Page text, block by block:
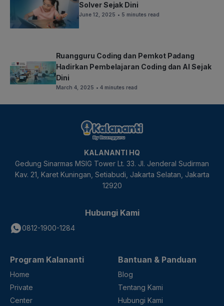
Solver Sejak Dini
June 12, 2025 • 5 minutes read
Ruangguru Coding dan Pemkot Padang
Hadirkan Pembelajaran Coding dan AI Sejak
Dini
March 4, 2025 • 4 minutes read
KALANANTI HQ
Gedung Sinarmas MSIG Tower Lt. 33. Jl. Jenderal Sudirman
Kav. 21, Karet Kuningan, Setiabudi, Jakarta Selatan, Jakarta
12920
Hubungi Kami
0812-1900-1284
Program Kalananti
Home
Private
Center
Bantuan & Panduan
Blog
Tentang Kami
Hubungi Kami